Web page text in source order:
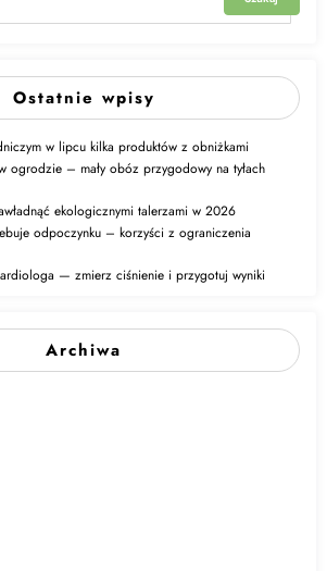
Ostatnie wpisy
w lipcu kilka produktów z obniżkami
ogrodzie – mały obóz przygodowy na tyłach
ekologicznymi talerzami w 2026
odpoczynku – korzyści z ograniczenia
— zmierz ciśnienie i przygotuj wyniki
Archiwa